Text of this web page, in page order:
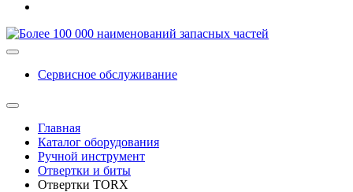
Сервисное обслуживание
Главная
Каталог оборудования
Ручной инструмент
Отвертки и биты
Отвертки TORX